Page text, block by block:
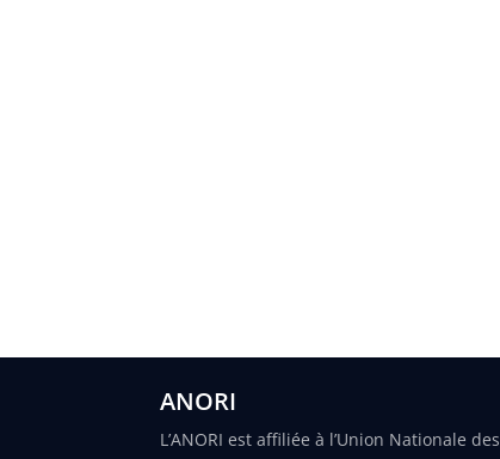
ANORI
L’ANORI est affiliée à l’Union Nationale des